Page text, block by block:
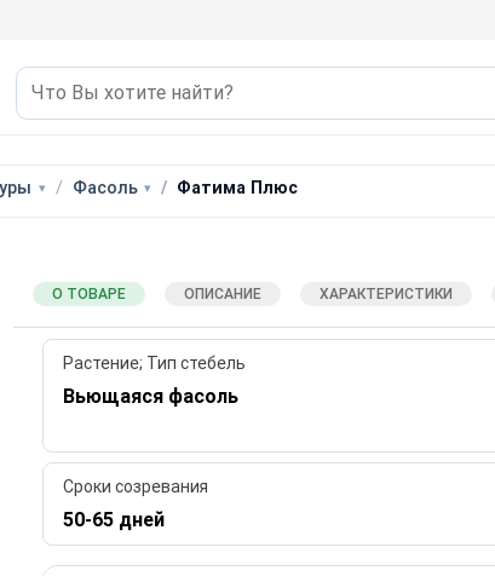
Фасоль Фатима Плюс
О ТОВАРЕ ОПИСАНИЕ ХАРАКТЕРИСТИКИ
Растение; Тип стебель
Вьющаяся фасоль
Сроки созревания
50-65 дней